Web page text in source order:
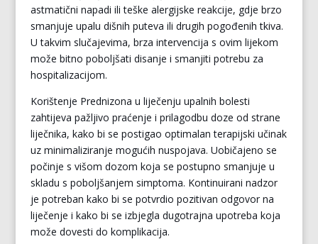
astmatični napadi ili teške alergijske reakcije, gdje brzo
smanjuje upalu dišnih puteva ili drugih pogođenih tkiva.
U takvim slučajevima, brza intervencija s ovim lijekom
može bitno poboljšati disanje i smanjiti potrebu za
hospitalizacijom.
Korištenje Prednizona u liječenju upalnih bolesti
zahtijeva pažljivo praćenje i prilagodbu doze od strane
liječnika, kako bi se postigao optimalan terapijski učinak
uz minimaliziranje mogućih nuspojava. Uobičajeno se
počinje s višom dozom koja se postupno smanjuje u
skladu s poboljšanjem simptoma. Kontinuirani nadzor
je potreban kako bi se potvrdio pozitivan odgovor na
liječenje i kako bi se izbjegla dugotrajna upotreba koja
može dovesti do komplikacija.